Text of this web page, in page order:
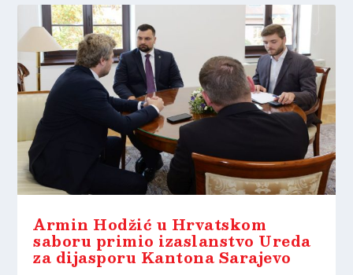
Armin Hodžić u Hrvatskom
saboru primio izaslanstvo Ureda
za dijasporu Kantona Sarajevo